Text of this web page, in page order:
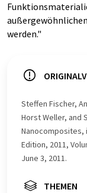
werden."
Steffen Fischer,
Horst Weller, and
Nanocomposites,
Edition, 2011,
June 3, 2011.
THEMEN